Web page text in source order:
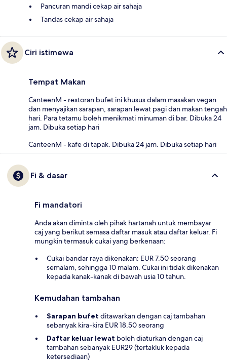
Pancuran mandi cekap air sahaja
Tandas cekap air sahaja
Ciri istimewa
Tempat Makan
CanteenM - restoran bufet ini khusus dalam masakan vegan
dan menyajikan sarapan, sarapan lewat pagi dan makan tengah
hari. Para tetamu boleh menikmati minuman di bar. Dibuka 24
jam. Dibuka setiap hari
CanteenM - kafe di tapak. Dibuka 24 jam. Dibuka setiap hari
Fi & dasar
Fi mandatori
Anda akan diminta oleh pihak hartanah untuk membayar
caj yang berikut semasa daftar masuk atau daftar keluar. Fi
mungkin termasuk cukai yang berkenaan:
Cukai bandar raya dikenakan: EUR 7.50 seorang
semalam, sehingga 10 malam. Cukai ini tidak dikenakan
kepada kanak-kanak di bawah usia 10 tahun.
Kemudahan tambahan
Sarapan bufet ditawarkan dengan caj tambahan
sebanyak kira-kira EUR 18.50 seorang
Daftar keluar lewat boleh diaturkan dengan caj
tambahan sebanyak EUR29 (tertakluk kepada
ketersediaan)